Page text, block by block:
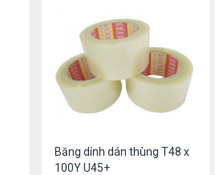
Băng dính dán thùng T48 x
100Y U45+